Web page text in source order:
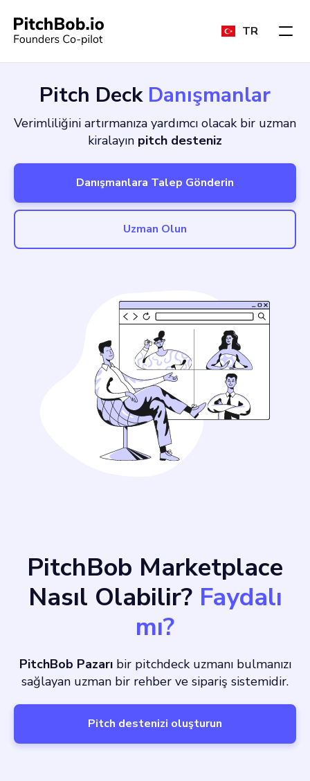
TR
Pitch Deck Danışmanlar
Verimliliğini artırmanıza yardımcı olacak bir uzman
kiralayın pitch desteniz
Danışmanlara Talep Gönderin
Uzman Olun
PitchBob Marketplace
Nasıl Olabilir? Faydalı
mı?
PitchBob Pazarıbir pitchdeck uzmanı bulmanızı
sağlayan uzman bir rehber ve sipariş sistemidir.
Pitch destenizi oluşturun